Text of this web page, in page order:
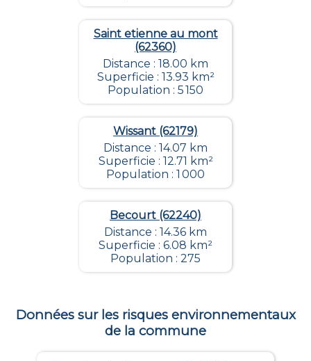
Saint etienne au mont
(62360)
Distance : 18.00 km
Superficie : 13.93 km²
Population : 5 150
Wissant (62179)
Distance : 14.07 km
Superficie : 12.71 km²
Population : 1 000
Becourt (62240)
Distance : 14.36 km
Superficie : 6.08 km²
Population : 275
Données sur les risques environnementaux
de la commune